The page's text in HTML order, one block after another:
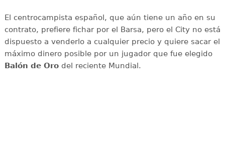
El centrocampista español, que aún tiene un año en su
contrato, prefiere fichar por el Barsa, pero el City no está
dispuesto a venderlo a cualquier precio y quiere sacar el
máximo dinero posible por un jugador que fue elegido
Balón de Orodel reciente Mundial.